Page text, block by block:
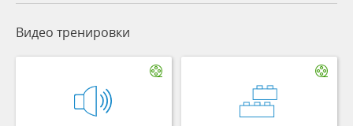
Видео тренировки